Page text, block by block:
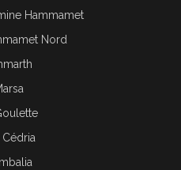
Hammamet
Nord